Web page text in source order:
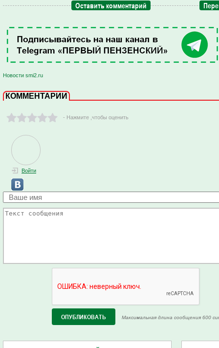
Оставить комментарий
Новости smi2.ru
КОММЕНТАРИИ
- Нажмите ,чтобы оценить
Войти
Максимальная длина сообщения 600